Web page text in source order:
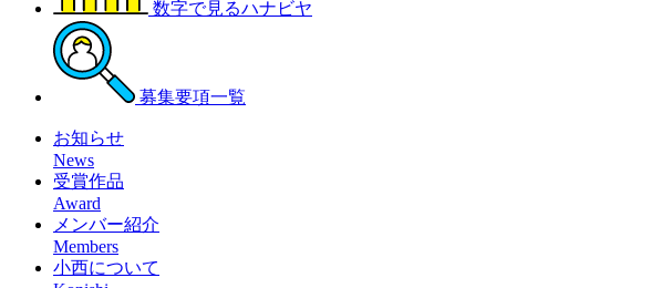
数字で見るハナビヤ
募集要項一覧
お知らせ
News
受賞作品
Award
メンバー紹介
Members
小西について